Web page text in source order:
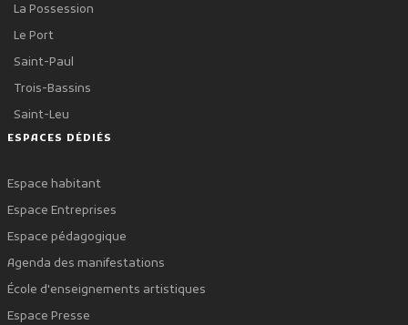
La Possession
Le Port
Saint-Paul
Trois-Bassins
Saint-Leu
ESPACES DÉDIÉS
Espace habitant
Espace Entreprises
Espace pédagogique
Agenda des manifestations
École d'enseignements artistiques
Espace Presse